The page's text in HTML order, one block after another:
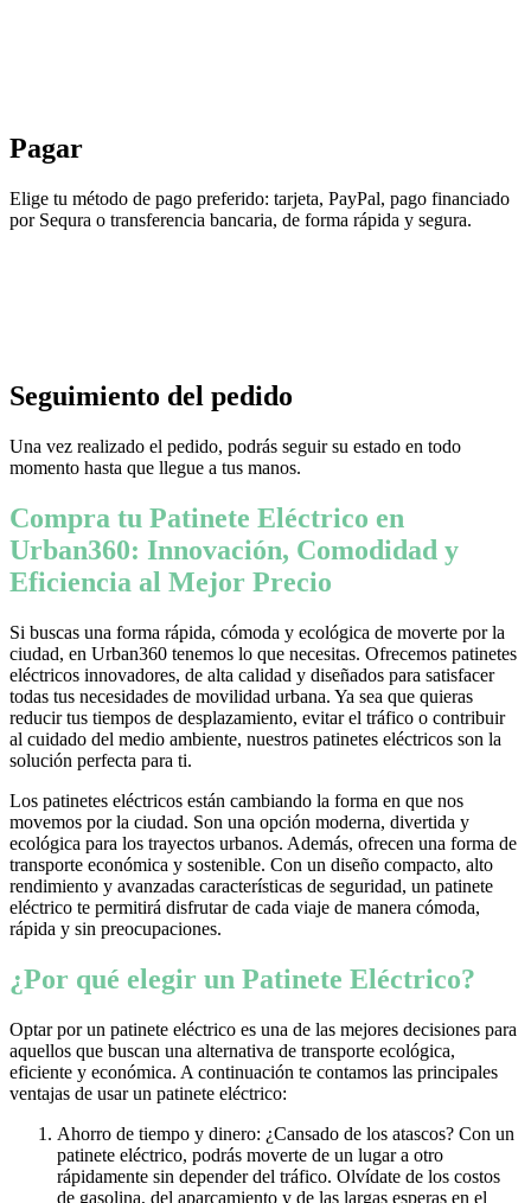
Pagar
Elige tu método de pago preferido: tarjeta, PayPal, pago financiado
por Sequra o transferencia bancaria, de forma rápida y segura.
Seguimiento del pedido
Una vez realizado el pedido, podrás seguir su estado en todo
momento hasta que llegue a tus manos.
Compra tu Patinete Eléctrico en
Urban360: Innovación, Comodidad y
Eficiencia al Mejor Precio
Si buscas una forma rápida, cómoda y ecológica de moverte por la
ciudad, en Urban360 tenemos lo que necesitas. Ofrecemos patinetes
eléctricos innovadores, de alta calidad y diseñados para satisfacer
todas tus necesidades de movilidad urbana. Ya sea que quieras
reducir tus tiempos de desplazamiento, evitar el tráfico o contribuir
al cuidado del medio ambiente, nuestros patinetes eléctricos son la
solución perfecta para ti.
Los patinetes eléctricos están cambiando la forma en que nos
movemos por la ciudad. Son una opción moderna, divertida y
ecológica para los trayectos urbanos. Además, ofrecen una forma de
transporte económica y sostenible. Con un diseño compacto, alto
rendimiento y avanzadas características de seguridad, un patinete
eléctrico te permitirá disfrutar de cada viaje de manera cómoda,
rápida y sin preocupaciones.
¿Por qué elegir un Patinete Eléctrico?
Optar por un patinete eléctrico es una de las mejores decisiones para
aquellos que buscan una alternativa de transporte ecológica,
eficiente y económica. A continuación te contamos las principales
ventajas de usar un patinete eléctrico:
Ahorro de tiempo y dinero: ¿Cansado de los atascos? Con un
patinete eléctrico, podrás moverte de un lugar a otro
rápidamente sin depender del tráfico. Olvídate de los costos
de gasolina, del aparcamiento y de las largas esperas en el